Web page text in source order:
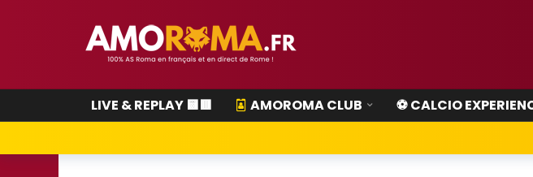
LIVE & REPLAY 🟨🟥 AMOROMA CLUB ⚽ CALCIO